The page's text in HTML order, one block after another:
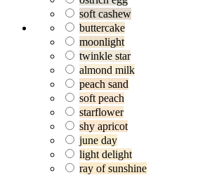
soft cashew
buttercake
moonlight
twinkle star
almond milk
peach sand
soft peach
starflower
shy apricot
june day
light delight
ray of sunshine